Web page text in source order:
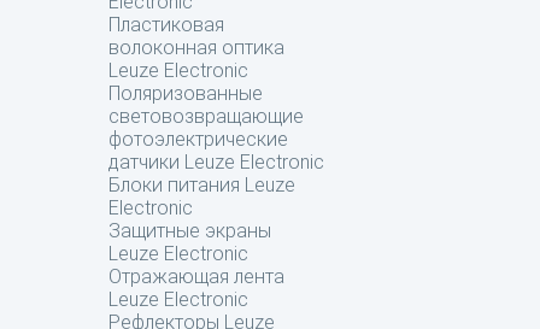
Пластиковая
волоконная оптика
Leuze Electronic
Поляризованные
световозвращающие
фотоэлектрические
датчики Leuze Electronic
Блоки питания Leuze
Electronic
Защитные экраны
Leuze Electronic
Отражающая лента
Leuze Electronic
Рефлекторы Leuze